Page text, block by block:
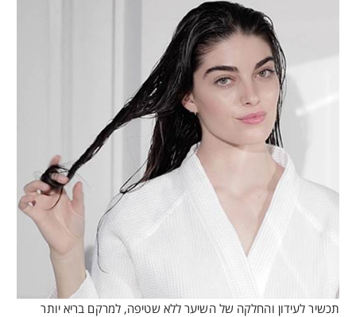
תכשיר לעידון והחלקה של השיער ללא שטיפה, למרקם בריא יותר